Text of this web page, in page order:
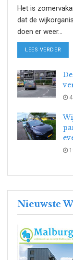
Het is
dat de
doen er weer...
LEES VERDER
4
Nieuwste